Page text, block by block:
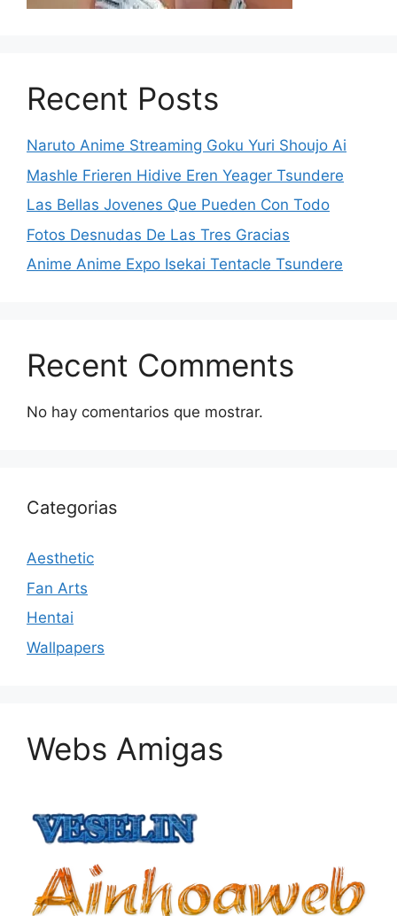
Recent Posts
Naruto Anime Streaming Goku Yuri Shoujo Ai
Mashle Frieren Hidive Eren Yeager Tsundere
Las Bellas Jovenes Que Pueden Con Todo
Fotos Desnudas De Las Tres Gracias
Anime Anime Expo Isekai Tentacle Tsundere
Recent Comments
No hay comentarios que mostrar.
Categorias
Aesthetic
Fan Arts
Hentai
Wallpapers
Webs Amigas